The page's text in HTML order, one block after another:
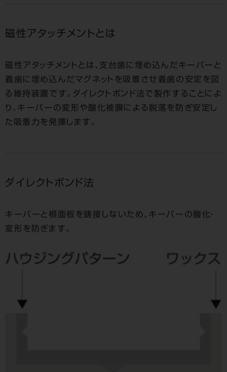
磁性アタッチメントとは
磁性アタッチメントとは、支台歯に埋め込んだキーパーと
義歯に埋め込んだマグネットを吸着させ義歯の安定を図
る維持装置です。ダイレクトボンド法で製作することによ
り、キーパーの変形や酸化被膜による脱落を防ぎ安定し
た吸着力を発揮します。
ダイレクトボンド法
キーパーと根面板を鋳接しないため、キーパーの酸化・
変形を防ぎます。